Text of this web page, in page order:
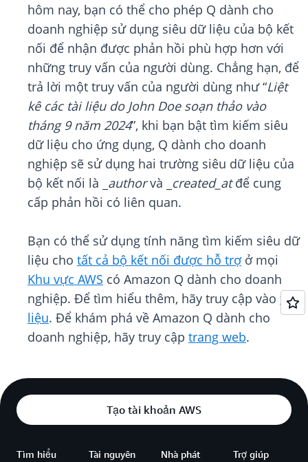
hôm nay, bạn có thể cho phép Q dành cho
doanh nghiệp sử dụng siêu dữ liệu của bộ kết
nối để nhận được phản hồi phù hợp hơn với
những truy vấn của người dùng. Chẳng hạn, để
trả lời một truy vấn của người dùng như “Liệt
kê các tài liệu do John Doe soạn thảo vào
tháng 9 năm 2024”, khi bạn bật tìm kiếm siêu
dữ liệu cho ứng dụng, Q dành cho doanh
nghiệp sẽ sử dụng hai trường siêu dữ liệu của
bộ kết nối là _ authorvà _ created_atđể cung
cấp phản hồi có liên quan.
Bạn có thể sử dụng tính năng tìm kiếm siêu dữ
liệu cho tất cả bộ kết nối được hỗ trợở mọi
Khu vực AWS có Amazon Q dành cho doanh
nghiệp. Để tìm hiểu thêm, hãy truy cập vào tài
liệu. Để khám phá về Amazon Q dành cho
doanh nghiệp, hãy truy cập trang web.
Tạo tài khoản AWS
Tìm hiểu Tài nguyên
Nhà phát
Trợ giúp